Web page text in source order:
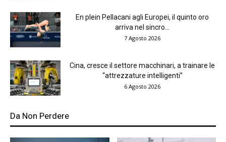
En plein Pellacani agli Europei, il quinto oro
arriva nel sincro...
7 Agosto 2026
Cina, cresce il settore macchinari, a trainare le
“attrezzature intelligenti”
6 Agosto 2026
Da Non Perdere